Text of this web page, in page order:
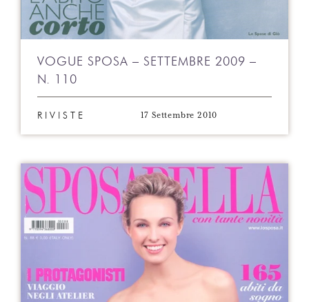
VOGUE SPOSA – SETTEMBRE 2009 –
N. 110
RIVISTE 17 Settembre 2010